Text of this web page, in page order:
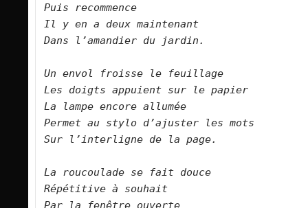
Puis recommence
Il y en a deux maintenant
Dans l’amandier du jardin.
Un envol froisse le feuillage
Les doigts appuient sur le papier
La lampe encore allumée
Permet au stylo d’ajuster les mots
Sur l’interligne de la page.
La roucoulade se fait douce
Répétitive à souhait
Par la fenêtre ouverte